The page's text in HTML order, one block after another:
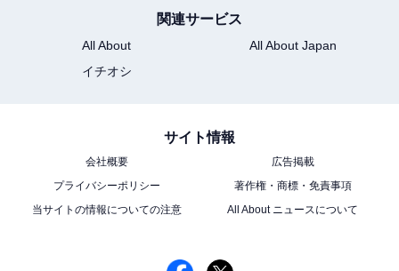
関連サービス
All About
All About Japan
イチオシ
サイト情報
会社概要
広告掲載
プライバシーポリシー
著作権・商標・免責事項
当サイトの情報についての注意
All About ニュースについて